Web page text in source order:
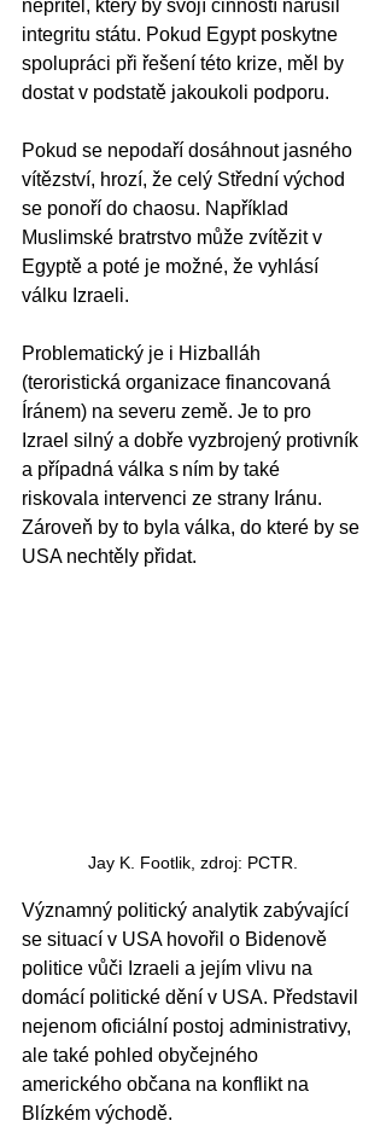
nepřítel, který by svojí činností narušil
integritu státu. Pokud Egypt poskytne
spolupráci při řešení této krize, měl by
dostat v podstatě jakoukoli podporu.
Pokud se nepodaří dosáhnout jasného
vítězství, hrozí, že celý Střední východ
se ponoří do chaosu. Například
Muslimské bratrstvo může zvítězit v
Egyptě a poté je možné, že vyhlásí
válku Izraeli.
Problematický je i Hizballáh
(teroristická organizace financovaná
Íránem) na severu země. Je to pro
Izrael silný a dobře vyzbrojený protivník
a případná válka s ním by také
riskovala intervenci ze strany Iránu.
Zároveň by to byla válka, do které by se
USA nechtěly přidat.
Jay K. Footlik, zdroj: PCTR.
Významný politický analytik zabývající
se situací v USA hovořil o Bidenově
politice vůči Izraeli a jejím vlivu na
domácí politické dění v USA. Představil
nejenom oficiální postoj administrativy,
ale také pohled obyčejného
amerického občana na konflikt na
Blízkém východě.